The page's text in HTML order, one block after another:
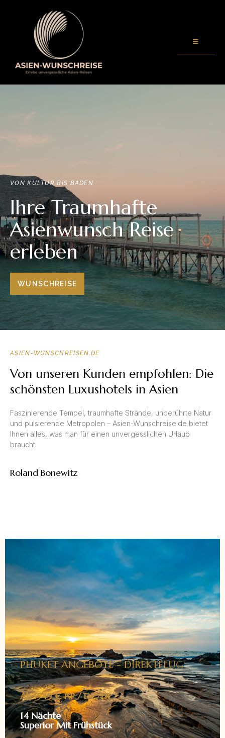
VON KULTUR BIS BADEN :
Ihre Traumhafte
Asienwunsch Reise
erleben
WUNSCHREISE
Faszinierende Tempel, traumhafte Strände, unberührte Natur
und pulsierende Metropolen – Asien-Wunschreise.de bietet
Ihnen alles, was man für einen unvergesslichen Urlaub
braucht.
Roland Bonewitz
ASIEN-WUNSCHREISEN.DE
Von unseren Kunden empfohlen: Die
schönsten Luxushotels in Asien
PHUKET ANGEBOTE - DIREKTFLUG
Ab 1549 € P.P / DZ/FR
14 Nächte
Superior Mit Frühstück